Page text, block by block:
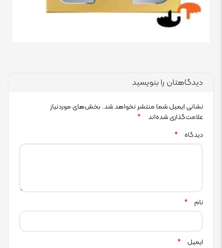
دیدگاهتان را بنویسید
نشانی ایمیل شما منتشر نخواهد شد. بخش‌های موردنیاز
علامت‌گذاری شده‌اند
*
دیدگاه
*
نام *
ایمیل *